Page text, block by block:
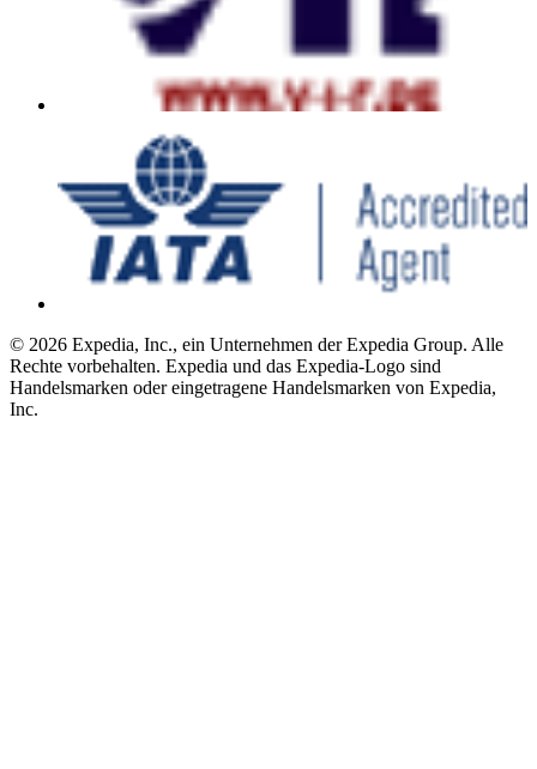
© 2026 Expedia, Inc., ein Unternehmen der Expedia Group. Alle
Rechte vorbehalten. Expedia und das Expedia-Logo sind
Handelsmarken oder eingetragene Handelsmarken von Expedia,
Inc.